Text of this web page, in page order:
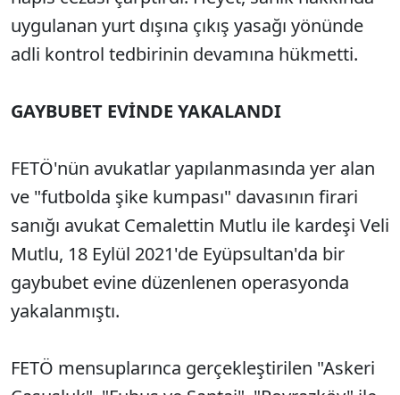
uygulanan yurt dışına çıkış yasağı yönünde
adli kontrol tedbirinin devamına hükmetti.
GAYBUBET EVİNDE YAKALANDI
FETÖ'nün avukatlar yapılanmasında yer alan
ve "futbolda şike kumpası" davasının firari
sanığı avukat Cemalettin Mutlu ile kardeşi Veli
Mutlu, 18 Eylül 2021'de Eyüpsultan'da bir
gaybubet evine düzenlenen operasyonda
yakalanmıştı.
FETÖ mensuplarınca gerçekleştirilen "Askeri